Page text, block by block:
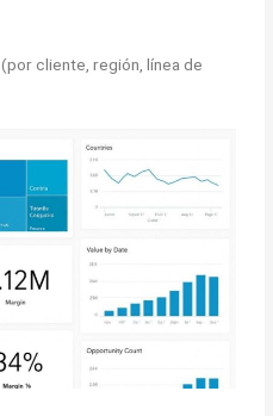
(por cliente, región, línea de